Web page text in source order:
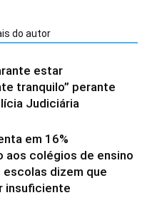
do autor
estar
tranquilo” perante
Judiciária
em 16%
aos colégios de ensino
escolas dizem que
insuficiente